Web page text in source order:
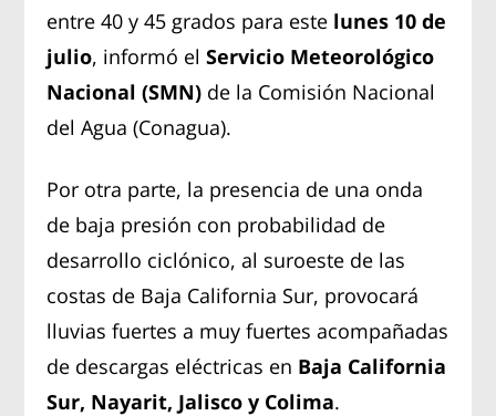
entre 40 y 45 grados para este lunes 10 de
julio, informó el Servicio Meteorológico
Nacional (SMN) de la Comisión Nacional
del Agua (Conagua).
Por otra parte, la presencia de una onda
de baja presión con probabilidad de
desarrollo ciclónico, al suroeste de las
costas de Baja California Sur, provocará
lluvias fuertes a muy fuertes acompañadas
de descargas eléctricas en Baja California
Sur, Nayarit, Jalisco y Colima.